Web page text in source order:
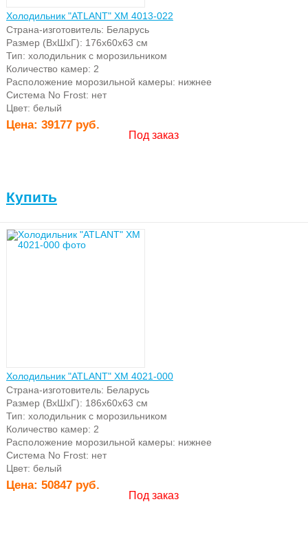
Холодильник "ATLANT" ХМ 4013-022
Страна-изготовитель: Беларусь
Размер (ВхШхГ): 176х60х63 см
Тип: холодильник с морозильником
Количество камер: 2
Расположение морозильной камеры: нижнее
Система No Frost: нет
Цвет: белый
Цена: 39177 руб.
Под заказ
Купить
Холодильник "ATLANT" ХМ 4021-000
Страна-изготовитель: Беларусь
Размер (ВхШхГ): 186х60х63 см
Тип: холодильник с морозильником
Количество камер: 2
Расположение морозильной камеры: нижнее
Система No Frost: нет
Цвет: белый
Цена: 50847 руб.
Под заказ